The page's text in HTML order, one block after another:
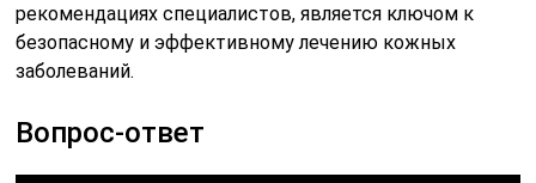
рекомендациях специалистов, является ключом к
безопасному и эффективному лечению кожных
заболеваний.
Вопрос-ответ